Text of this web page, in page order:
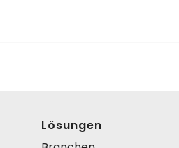
Lösungen